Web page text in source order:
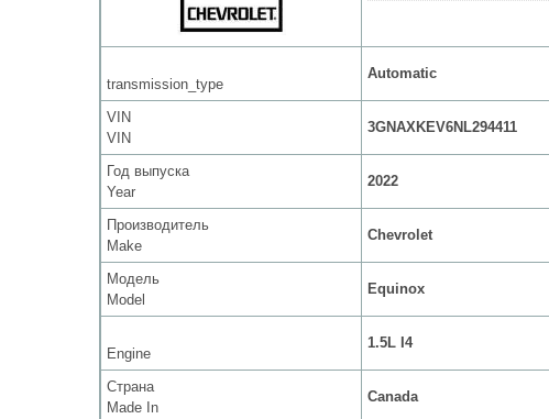
transmission_type
Automatic
VIN
VIN
3GNAXKEV6NL294411
Год выпуска
Year
2022
Производитель
Make
Chevrolet
Модель
Model
Equinox
Engine
1.5L I4
Страна
Made In
Canada